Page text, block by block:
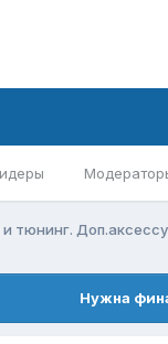
тюнинг.
Нужна